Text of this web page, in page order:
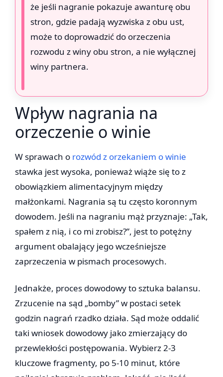
że jeśli nagranie pokazuje awanturę obu
stron, gdzie padają wyzwiska z obu ust,
może to doprowadzić do orzeczenia
rozwodu z winy obu stron, a nie wyłącznej
winy partnera.
Wpływ nagrania na
orzeczenie o winie
W sprawach o rozwód z orzekaniem o winie
stawka jest wysoka, ponieważ wiąże się to z
obowiązkiem alimentacyjnym między
małżonkami. Nagrania są tu często koronnym
dowodem. Jeśli na nagraniu mąż przyznaje: „Tak,
spałem z nią, i co mi zrobisz?”, jest to potężny
argument obalający jego wcześniejsze
zaprzeczenia w pismach procesowych.
Jednakże, proces dowodowy to sztuka balansu.
Zrzucenie na sąd „bomby” w postaci setek
godzin nagrań rzadko działa. Sąd może oddalić
taki wniosek dowodowy jako zmierzający do
przewlekłości postępowania. Wybierz 2-3
kluczowe fragmenty, po 5-10 minut, które